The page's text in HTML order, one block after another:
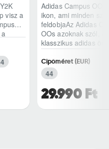
visz a
Adidas Campus OOs
ikon, ami minden
feldobjaAz Adidas
OOs azoknak szól,
klasszikus adidas
modern, kétezres..
29.990 Ft
Cipőméret (EUR)
44